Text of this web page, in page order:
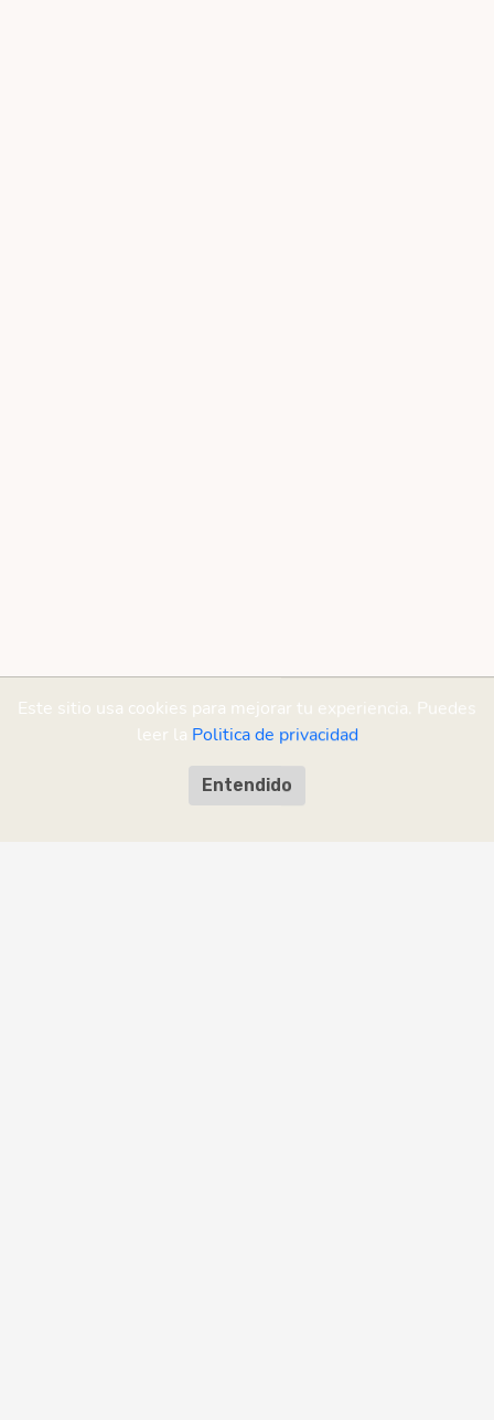
Este sitio usa cookies para mejorar tu experiencia. Puedes
leer la Politica de privacidad
Entendido